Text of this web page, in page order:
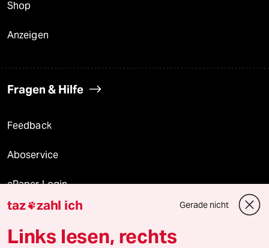
Shop
Anzeigen
Fragen & Hilfe
Feedback
Aboservice
ePaper Login
Downloads für Abonnierende
taz zahl ich Gerade nicht
Links lesen, rechts